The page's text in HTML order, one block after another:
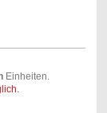
Einheiten.